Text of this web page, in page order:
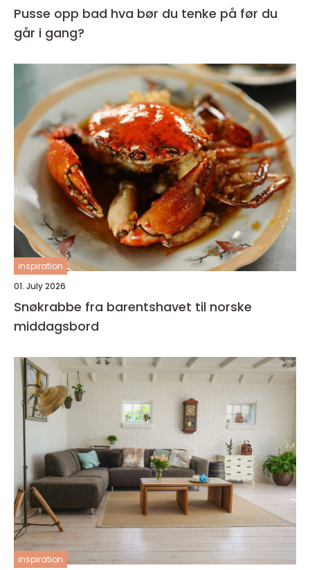
Pusse opp bad hva bør du tenke på før du
går i gang?
inspiration
01. July 2026
Snøkrabbe fra barentshavet til norske
middagsbord
inspiration